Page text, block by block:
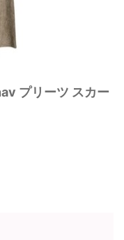
プリーツ スカー